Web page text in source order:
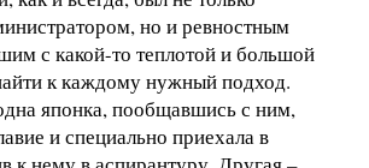
но и ревностным
с какой-то теплотой и большой
к каждому нужный подход.
японка, пообщавшись с ним,
и специально приехала в